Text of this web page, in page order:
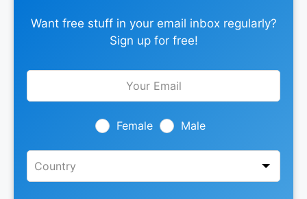
Want free stuff in your email inbox regularly?
Sign up for free!
Leave
Female Male